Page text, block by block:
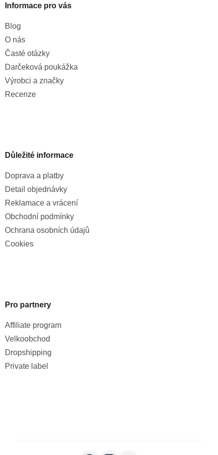
Informace pro vás
Blog
O nás
Časté otázky
Darčeková poukážka
Výrobci a značky
Recenze
Důležité informace
Doprava a platby
Detail objednávky
Reklamace a vrácení
Obchodní podmínky
Ochrana osobních údajů
Cookies
Pro partnery
Affiliate program
Velkoobchod
Dropshipping
Private label